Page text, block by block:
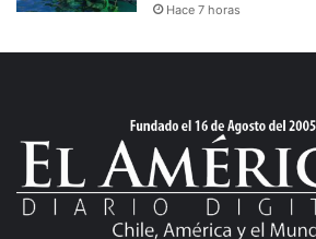
Hace 7 horas